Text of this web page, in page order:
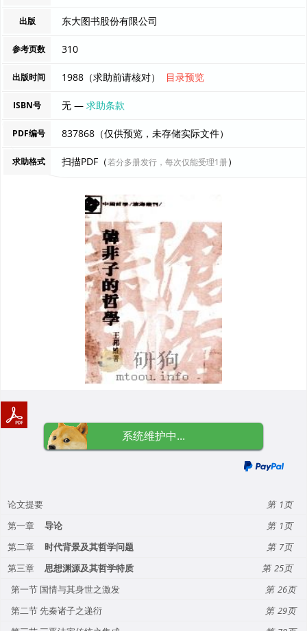
出版 东大图书股份有限公司
参考页数 310
出版时间 1988（求助前请核对） 目录预览
ISBN号 无 —求助条款
PDF编号 837868（仅供预览，未存储实际文件）
求助格式 扫描PDF（若分多册发行，每次仅能受理1册）
系统维护中...
论文提要
1
第一章
导论
1
第二章
时代背景及其哲学问题
7
第三章
思想渊源及其哲学特质
25
第一节 国情与其身世之激发
26
第二节 先秦诸子之递衍
29